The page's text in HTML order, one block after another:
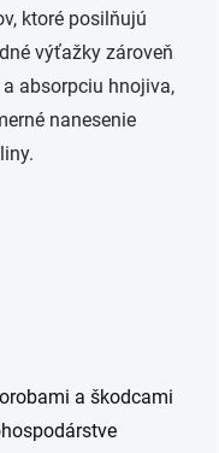
ktoré posilňujú
výťažky zároveň
absorpciu hnojiva,
nanesenie
a škodcami